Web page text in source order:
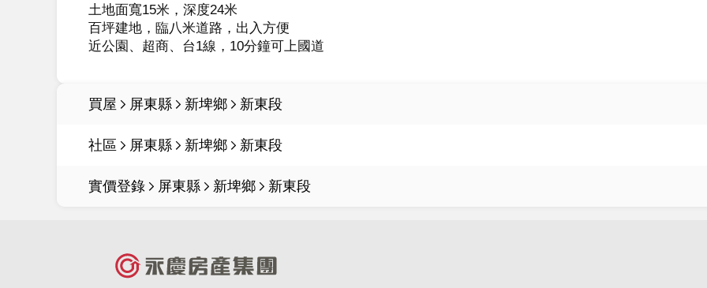
土地面寬15米，深度24米
百坪建地，臨八米道路，出入方便
買屋 屏東縣 新埤鄉 新東段
社區 屏東縣 新埤鄉 新東段
實價登錄 屏東縣 新埤鄉 新東段